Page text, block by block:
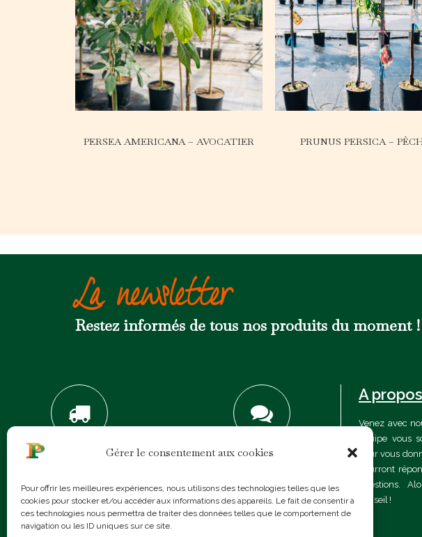
Gérer le consentement aux cookies
Pour offrir les meilleures expériences, nous utilisons des technologies telles que les
cookies pour stocker et/ou accéder aux informations des appareils. Le fait de consentir à
ces technologies nous permettra de traiter des données telles que le comportement de
navigation ou les ID uniques sur ce site.
PERSEA AMERICANA – AVOCATIER PRUNUS PERSICA –
La newsletter
Restez informés de tous nos produits du moment !
SERVICE DE LIVRAISON
A propos
Venez avec
équipe vous
pour vous
pourront
questions.
conseil !